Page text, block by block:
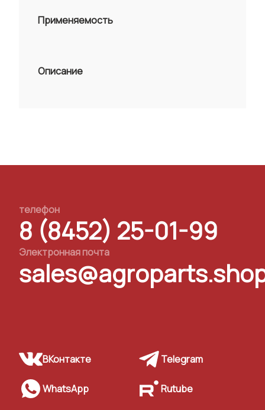
Применяемость
Описание
телефон
8 (8452) 25-01-99
Электронная почта
ВКонтакте Telegram
WhatsApp Rutube